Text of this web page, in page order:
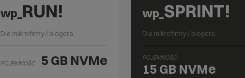
wp_ RUN!
Dla mikrofirmy / blogera
POJEMNOŚĆ 5 GB NVMe
wp_ SPRINT!
Dla mikrofirmy / blogera
POJEMNOŚĆ
15 GB NVMe